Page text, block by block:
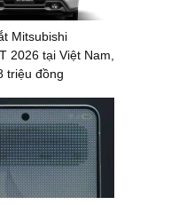
Mitsubishi
2026 tại Việt Nam,
triệu đồng